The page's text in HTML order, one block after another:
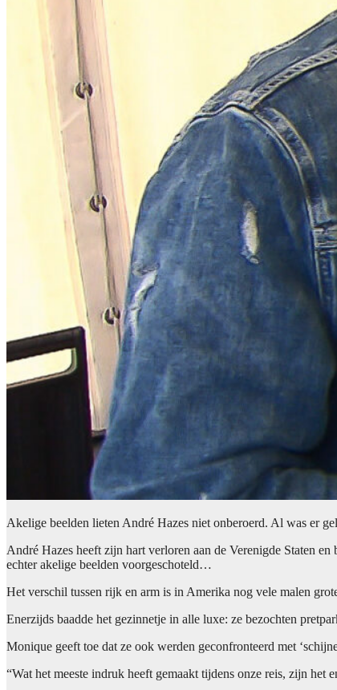
Akelige beelden lieten André Hazes niet onberoerd. Al was er
André Hazes heeft zijn hart verloren aan de Verenigde Staten
echter akelige beelden voorgeschoteld…
Het verschil tussen rijk en arm is in Amerika nog vele malen
Enerzijds baadde het gezinnetje in alle luxe: ze bezochten
Monique geeft toe dat ze ook werden geconfronteerd met
“Wat het meeste indruk heeft gemaakt tijdens onze reis, zijn